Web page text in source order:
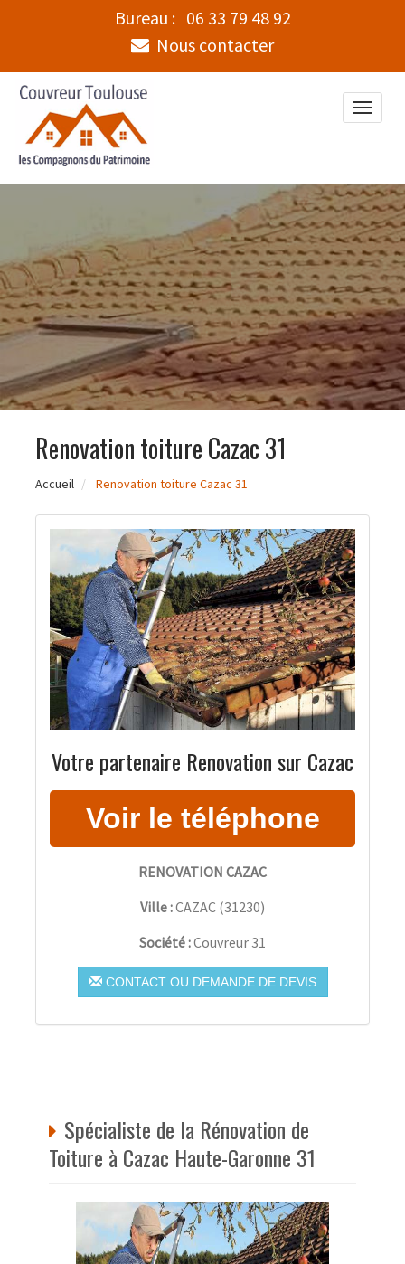
Bureau : 06 33 79 48 92
Nous contacter
Toggle
Renovation toiture Cazac 31
Accueil Renovation toiture Cazac 31
Votre partenaire Renovation sur Cazac
RENOVATION CAZAC
Ville :CAZAC (31230)
Société :Couvreur 31
CONTACT OU DEMANDE DE DEVIS
Spécialiste de la Rénovation de
Toiture à Cazac Haute-Garonne 31